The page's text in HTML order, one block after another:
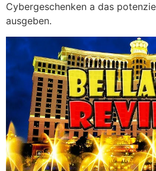
Cybergeschenken a das
ausgeben.